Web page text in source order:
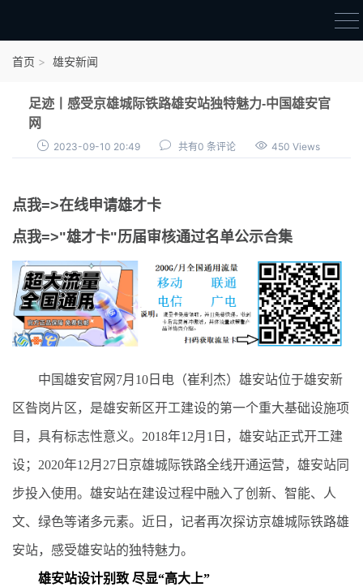
审核通过公示
首页 雄安新闻
足迹丨感受京雄城际铁路雄安站独特魅力-中国雄安官
网
2023-09-10 20:49 共有0 条评论 450 Views
点我=>在线申请雄才卡
点我=>"雄才卡"历届审核通过名单公示合集
中国雄安官网7月10日电（崔利杰）雄安站位于雄安新
区昝岗片区，是雄安新区开工建设的第一个重大基础设施项
目，具有标志性意义。2018年12月1日，雄安站正式开工建
设；2020年12月27日京雄城际铁路全线开通运营，雄安站同
步投入使用。雄安站在建设过程中融入了创新、智能、人
文、绿色等诸多元素。近日，记者再次探访京雄城际铁路雄
安站，感受雄安站的独特魅力。
雄安站设计别致 尽显“高大上”